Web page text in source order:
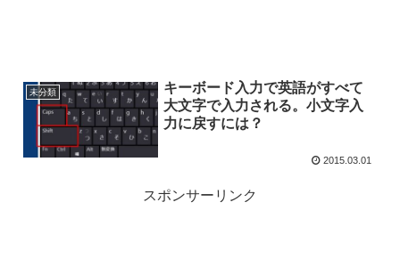
未分類
キーボード入力で英語がすべて
大文字で入力される。小文字入
力に戻すには？
2015.03.01
スポンサーリンク